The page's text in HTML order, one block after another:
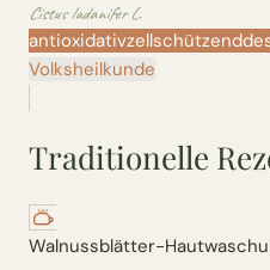
Cistus ladanifer L.
antioxidativzellschützend
Volksheilkunde
Traditionelle
Walnussblätter-